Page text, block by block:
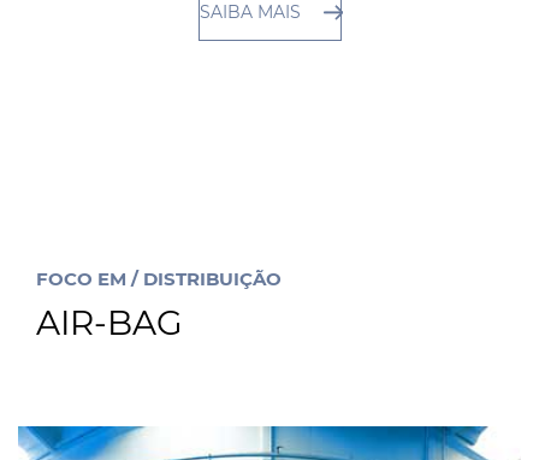
SAIBA MAIS
FOCO EM / DISTRIBUIÇÃO
AIR-BAG